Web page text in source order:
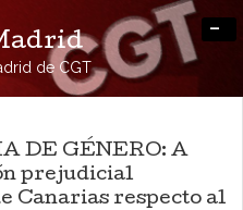
de CGT
-
DE GÉNERO: A
prejudicial
Canarias respecto al